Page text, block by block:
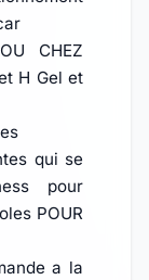
CHEZ
H Gel et
qui se
pour
POUR
a la